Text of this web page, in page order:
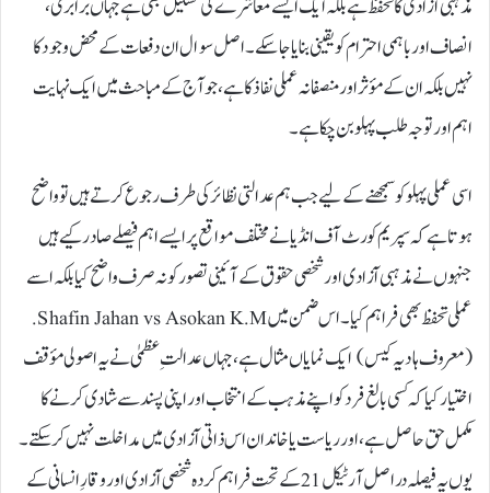
مذہبی آزادی کا تحفّظ ہے بلکہ ایک ایسے معاشرے کی تشکیل بھی ہے جہاں برابری،
انصاف اور باہمی احترام کو یقینی بنایا جا سکے۔ اصل سوال ان دفعات کے محض وجود کا
نہیں بلکہ ان کے مؤثر اور منصفانہ عملی نفاذ کا ہے، جو آج کے مباحث میں ایک نہایت
اہم اور توجہ طلب پہلو بن چکا ہے۔
اسی عملی پہلو کو سمجھنے کے لیے جب ہم عدالتی نظائر کی طرف رجوع کرتے ہیں تو واضح
ہوتا ہے کہ سپریم کورٹ آف انڈیا نے مختلف مواقع پر ایسے اہم فیصلے صادر کیے ہیں
جنہوں نے مذہبی آزادی اور شخصی حقوق کے آئینی تصور کو نہ صرف واضح کیا بلکہ اسے
عملی تحفظ بھی فراہم کیا۔ اس ضمن میں Shafin Jahan vs Asokan K.M.
(معروف ہادیہ کیس) ایک نمایاں مثال ہے، جہاں عدالتِ عظمیٰ نے یہ اصولی مؤقف
اختیار کیا کہ کسی بالغ فرد کو اپنے مذہب کے انتخاب اور اپنی پسند سے شادی کرنے کا
مکمل حق حاصل ہے، اور ریاست یا خاندان اس ذاتی آزادی میں مداخلت نہیں کر سکتے۔
یوں یہ فیصلہ دراصل آرٹیکل 21 کے تحت فراہم کردہ شخصی آزادی اور وقارِ انسانی کے